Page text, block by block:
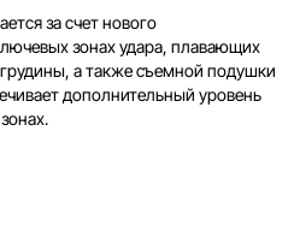
за счет нового
зонах удара, плавающих
а также съемной подушки
дополнительный уровень